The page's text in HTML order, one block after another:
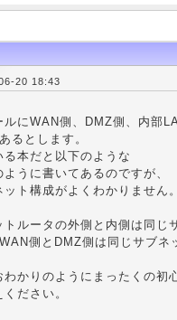
20 18:43
ルにWAN側、DMZ側、内部
るとします。
る本だと以下のような
うに書いてあるのですが、
ト構成がよくわかりません。
トルータの外側と内側は同じ
側とDMZ側は同じサブネ
わかりのようにまったくの初
ださい。